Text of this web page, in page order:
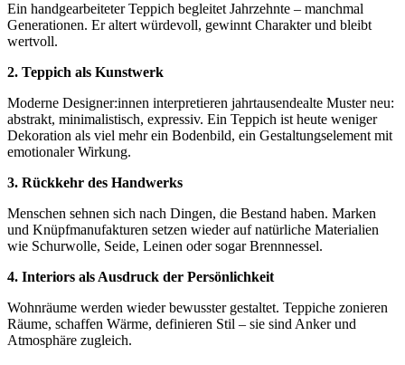
Ein handgearbeiteter Teppich begleitet Jahrzehnte – manchmal
Generationen. Er altert würdevoll, gewinnt Charakter und bleibt
wertvoll.
2. Teppich als Kunstwerk
Moderne Designer:innen interpretieren jahrtausendealte Muster neu:
abstrakt, minimalistisch, expressiv. Ein Teppich ist heute weniger
Dekoration als viel mehr ein Bodenbild, ein Gestaltungselement mit
emotionaler Wirkung.
3. Rückkehr des Handwerks
Menschen sehnen sich nach Dingen, die Bestand haben. Marken
und Knüpfmanufakturen setzen wieder auf natürliche Materialien
wie Schurwolle, Seide, Leinen oder sogar Brennnessel.
4. Interiors als Ausdruck der Persönlichkeit
Wohnräume werden wieder bewusster gestaltet. Teppiche zonieren
Räume, schaffen Wärme, definieren Stil – sie sind Anker und
Atmosphäre zugleich.